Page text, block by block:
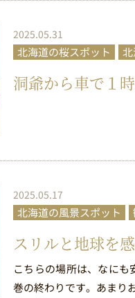
2025.05.31
北海道の桜スポット
洞爺から車で１
2025.05.17
北海道の風景スポット
スリルと地球を
こちらの場所は、なに
巻の終わりです。あまり